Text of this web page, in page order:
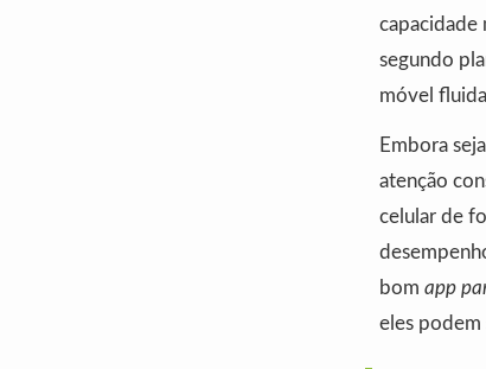
capacidade
segundo
móvel
Embora
atenção
celular de
bom app
eles podem